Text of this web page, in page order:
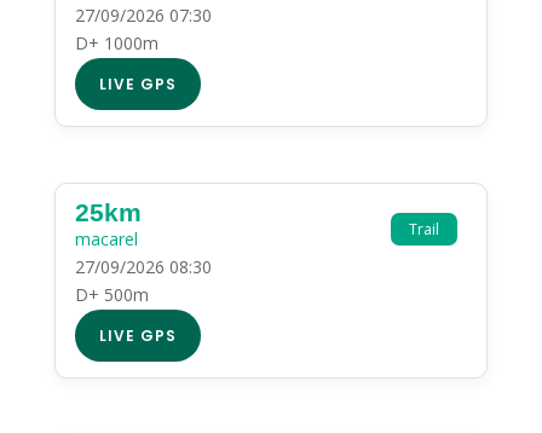
27/09/2026 07:30
D+ 1000m
LIVE GPS
Trail
25km
macarel
27/09/2026 08:30
D+ 500m
LIVE GPS